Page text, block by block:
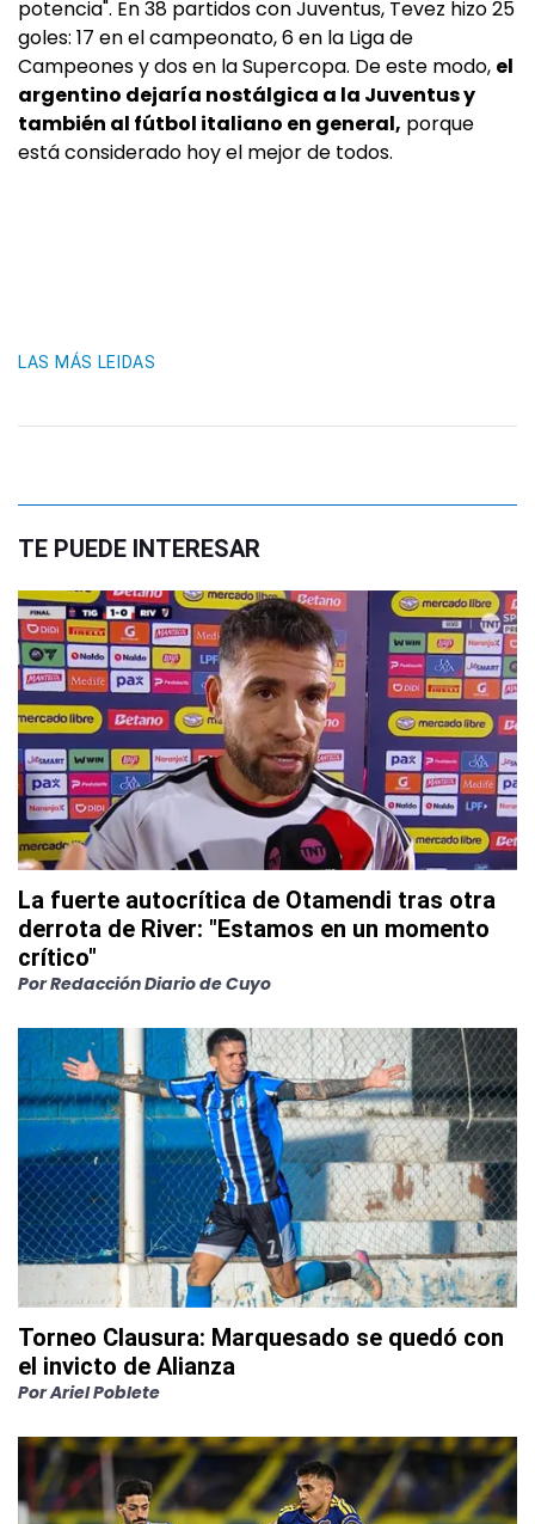
potencia". En 38 partidos con Juventus, Tevez hizo 25
goles: 17 en el campeonato, 6 en la Liga de
Campeones y dos en la Supercopa. De este modo, el
argentino dejaría nostálgica a la Juventus y
también al fútbol italiano en general, porque
está considerado hoy el mejor de todos.
LAS MÁS LEIDAS
TE PUEDE INTERESAR
La fuerte autocrítica de Otamendi tras otra
derrota de River: "Estamos en un momento
crítico"
PorRedacción Diario de Cuyo
Torneo Clausura: Marquesado se quedó con
el invicto de Alianza
PorAriel Poblete